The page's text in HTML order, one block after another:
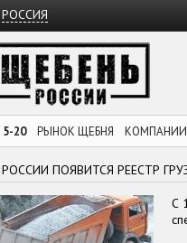
РОССИЯ
5-20 РЫНОК ЩЕБНЯ КОМПАНИИ
ПОЯВИТСЯ РЕЕСТР
С